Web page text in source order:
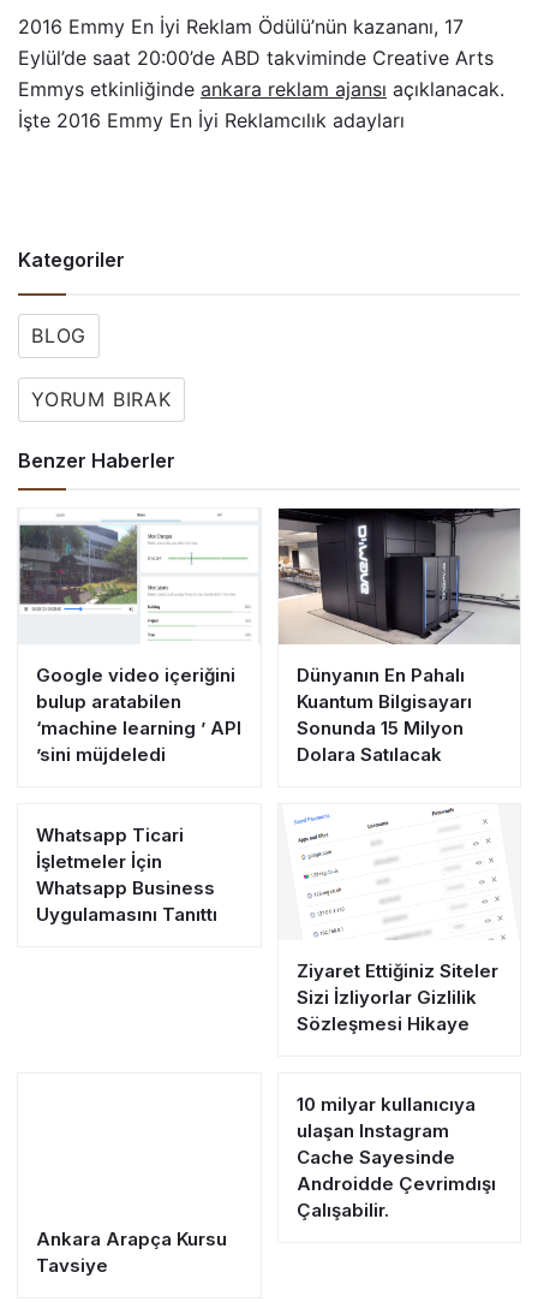
2016 Emmy En İyi Reklam Ödülü’nün kazananı, 17
Eylül’de saat 20:00’de ABD takviminde Creative Arts
Emmys etkinliğinde ankara reklam ajansı açıklanacak.
İşte 2016 Emmy En İyi Reklamcılık adayları
Kategoriler
BLOG
YORUM BIRAK
Benzer Haberler
Google video içeriğini
bulup aratabilen
‘machine learning ’ API
’sini müjdeledi
Dünyanın En Pahalı
Kuantum Bilgisayarı
Sonunda 15 Milyon
Dolara Satılacak
Whatsapp Ticari
İşletmeler İçin
Whatsapp Business
Uygulamasını Tanıttı
Ziyaret Ettiğiniz Siteler
Sizi İzliyorlar Gizlilik
Sözleşmesi Hikaye
Ankara Arapça Kursu
Tavsiye
10 milyar kullanıcıya
ulaşan Instagram
Cache Sayesinde
Androidde Çevrimdışı
Çalışabilir.